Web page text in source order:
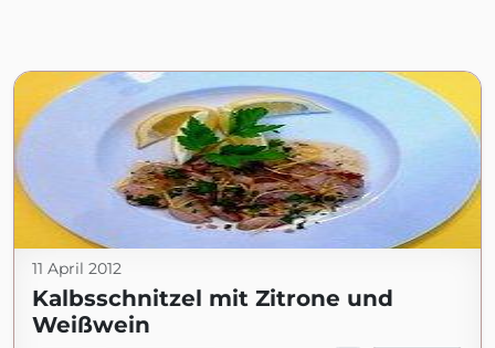
11 April 2012
Kalbsschnitzel mit Zitrone und
Weißwein